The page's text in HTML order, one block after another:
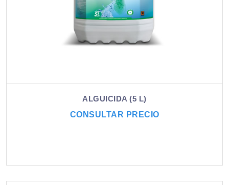
ALGUICIDA (5 L)
CONSULTAR PRECIO